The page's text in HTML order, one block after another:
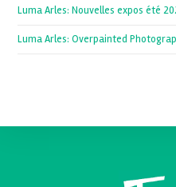
Luma Arles: Nouvelles expos été
Luma Arles: Overpainted